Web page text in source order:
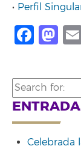
• Perfil
Search
for:
Celebrada